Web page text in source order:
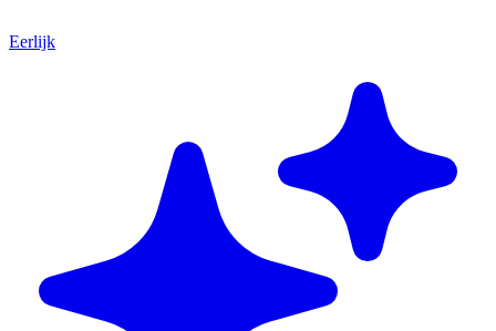
Eerlijk